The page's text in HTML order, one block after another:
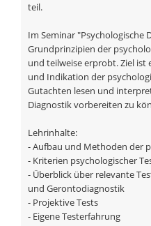
teil.
Im Seminar "Psychologische
Grundprinzipien der
und teilweise erprobt. Ziel ist
und Indikation der
Gutachten lesen und
Diagnostik vorbereiten zu
Lehrinhalte:
- Aufbau und Methoden der
- Kriterien psychologischer
- Überblick über relevante
und Gerontodiagnostik
- Projektive Tests
- Eigene Testerfahrung